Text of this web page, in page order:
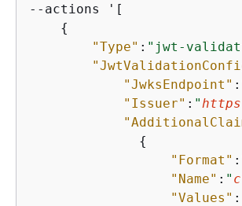
--actions '[
{
"Type" : "jwt-
"JwksEndpoint" :
"Issuer" : "
{
"Format" :
"Name" : "
"Values"